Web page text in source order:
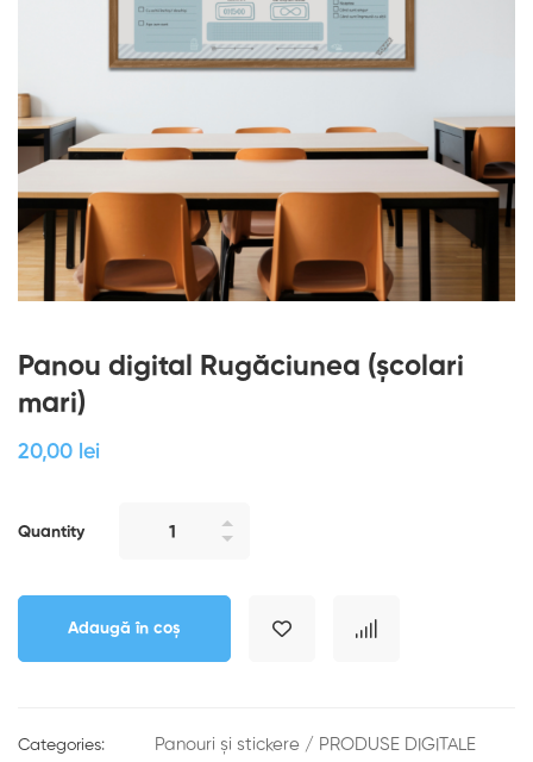
Panou digital Rugăciunea (școlari
mari)
20,00 lei
Quantity
Adaugă în coș
Categories: Panouri şi stickere / PRODUSE DIGITALE